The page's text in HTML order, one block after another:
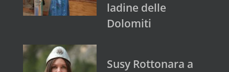
ladine delle
Dolomiti
Susy Rottonara a